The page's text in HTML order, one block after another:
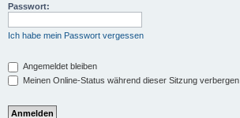
Passwort:
Ich habe mein Passwort vergessen
Angemeldet bleiben
Meinen Online-Status während dieser Sitzung verbergen